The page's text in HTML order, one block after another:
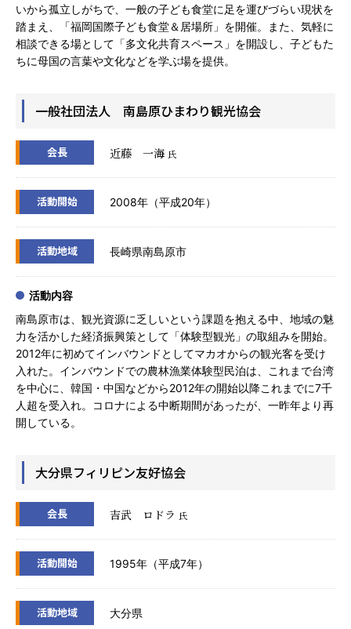
いから孤立しがちで、一般の子ども食堂に足を運びづらい現状を
踏まえ、「福岡国際子ども食堂＆居場所」を開催。また、気軽に
相談できる場として「多文化共育スペース」を開設し、子どもた
ちに母国の言葉や文化などを学ぶ場を提供。
一般社団法人 南島原ひまわり観光協会
会長 近藤 一海 氏
活動開始 2008年（平成20年）
活動地域 長崎県南島原市
活動内容
南島原市は、観光資源に乏しいという課題を抱える中、地域の魅
力を活かした経済振興策として「体験型観光」の取組みを開始。
2012年に初めてインバウンドとしてマカオからの観光客を受け
入れた。インバウンドでの農林漁業体験型民泊は、これまで台湾
を中心に、韓国・中国などから2012年の開始以降これまでに7千
人超を受入れ。コロナによる中断期間があったが、一昨年より再
開している。
大分県フィリピン友好協会
会長 吉武 ロドラ 氏
活動開始 1995年（平成7年）
活動地域 大分県